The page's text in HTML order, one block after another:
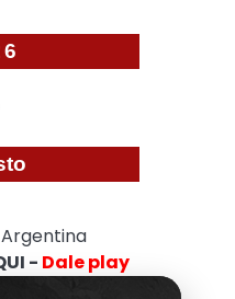
- Dale play